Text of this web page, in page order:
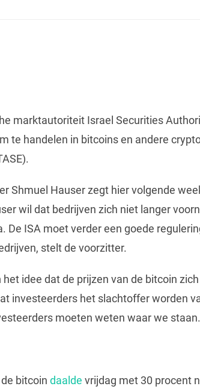
marktautoriteit Israel Securities
te handelen in bitcoins en andere
Shmuel Hauser zegt hier volgende
wil dat bedrijven zich niet langer
De ISA moet verder een goede
stelt de voorzitter.
het idee dat de prijzen van de bitcoin
investeerders het slachtoffer worden
moeten weten waar we
bitcoin daalde vrijdag met 30 procent